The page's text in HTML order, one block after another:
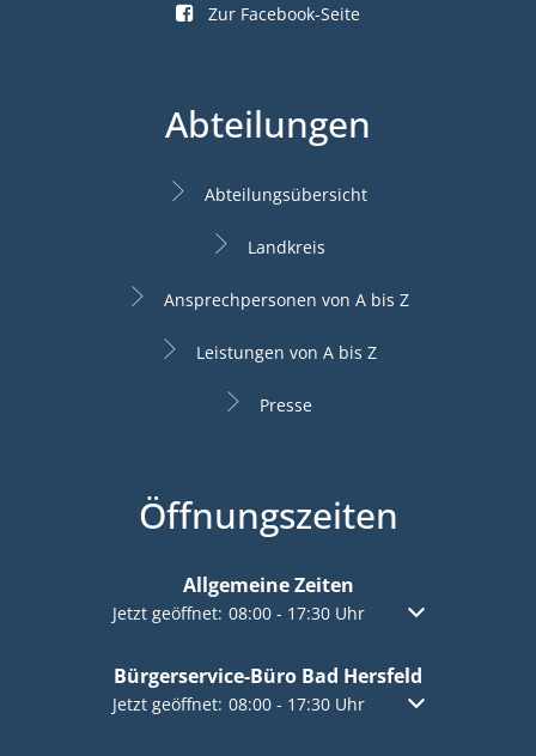
Zur Facebook-Seite
Abteilungen
Abteilungsübersicht
Landkreis
Ansprechpersonen von A bis Z
Leistungen von A bis Z
Presse
Öffnungszeiten
Allgemeine Zeiten
Klicken, um weitere Öffnungs- oder Schließzeiten
Jetzt geöffnet: 08:00- 17:30Uhr Von 08:00 bis
Bürgerservice-Büro Bad Hersfeld
Klicken, um weitere Öffnungs- oder Schließzeiten
Jetzt geöffnet: 08:00- 17:30Uhr Von 08:00 bis